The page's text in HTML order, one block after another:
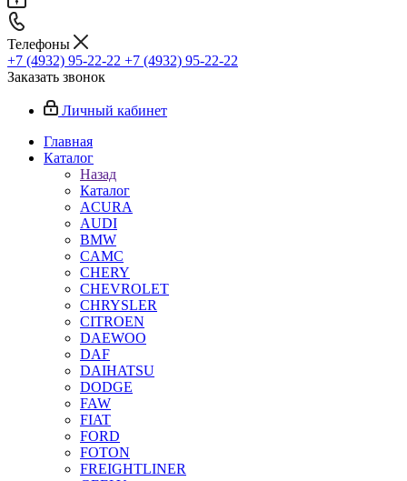
Телефоны
+7 (4932) 95-22-22 +7 (4932) 95-22-22
Заказать звонок
Личный кабинет
Главная
Каталог
Назад
Каталог
ACURA
AUDI
BMW
CAMC
CHERY
CHEVROLET
CHRYSLER
CITROEN
DAEWOO
DAF
DAIHATSU
DODGE
FAW
FIAT
FORD
FOTON
FREIGHTLINER